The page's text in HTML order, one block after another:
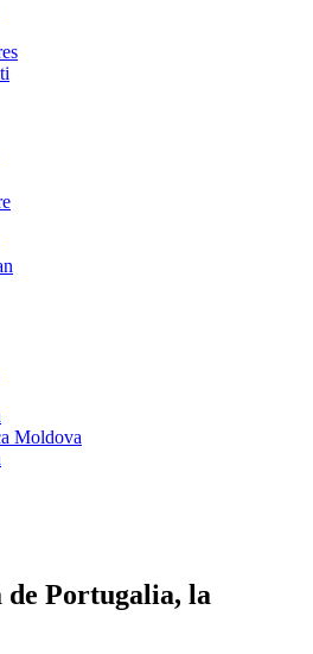
Moldova
de Portugalia, la